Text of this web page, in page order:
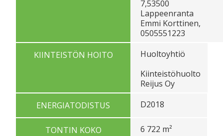
7,53500
Lappeenranta
Emmi Korttinen,
0505551223
KIINTEISTÖN HOITO
Huoltoyhtiö
Kiinteistöhuolto
Reijus Oy
ENERGIATODISTUS
D2018
TONTIN KOKO 6 722 m²